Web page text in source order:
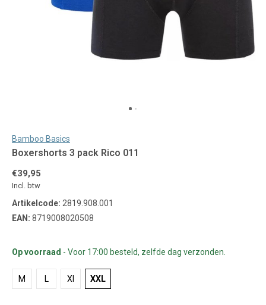
Bamboo Basics
Boxershorts 3 pack Rico 011
€39,95
Incl. btw
Artikelcode: 2819.908.001
EAN: 8719008020508
Op voorraad - Voor 17:00 besteld, zelfde dag verzonden.
M L Xl XXL